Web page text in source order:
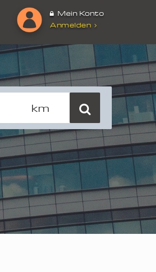
Mein Konto
Anmelden